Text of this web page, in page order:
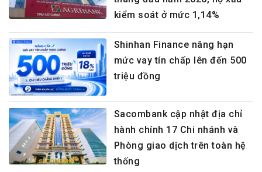
kiểm soát ở mức 1,14%
Shinhan Finance nâng hạn
mức vay tín chấp lên đến 500
triệu đồng
Sacombank cập nhật địa chỉ
hành chính 17 Chi nhánh và
Phòng giao dịch trên toàn hệ
thống